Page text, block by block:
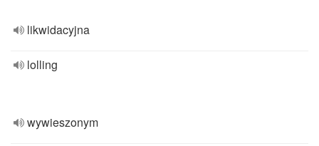
likwidacyjna
lolling
wywieszonym